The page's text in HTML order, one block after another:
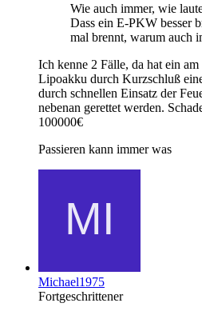
Wie auch immer, wie
Dass ein E-PKW besser
mal brennt, warum auch
Ich kenne 2 Fälle, da hat ein
Lipoakku durch Kurzschluß
durch schnellen Einsatz der
nebenan gerettet werden.
100000€
Passieren kann immer was
Michael1975
Fortgeschrittener